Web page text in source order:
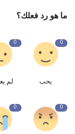
ما هو رد فعلك؟
0
يحب
0
لم
0
0